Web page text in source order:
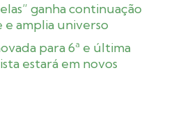
ganha continuação
amplia universo
para 6ª e última
estará em novos